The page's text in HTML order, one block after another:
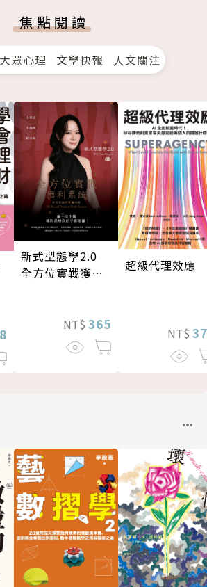
焦點閱讀
大眾心理 文學快報 人文關注
新式型態學2.0
全方位實戰獲利
NT$ 365
超級代理效應
NT$